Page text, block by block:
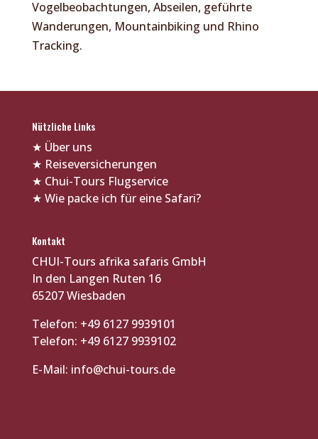
Vogelbeobachtungen, Abseilen, geführte
Wanderungen, Mountainbiking und Rhino
Tracking.
Nützliche Links
★ Über uns
★ Reiseversicherungen
★ Chui-Tours Flugservice
★ Wie packe ich für eine Safari?
Kontakt
CHUI-Tours afrika safaris GmbH
In den Langen Ruten 16
65207 Wiesbaden
Telefon: +49 6127 9939101
Telefon: +49 6127 9939102
E-Mail: info@chui-tours.de